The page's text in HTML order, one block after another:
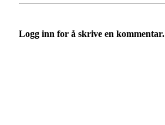
Logg inn for å skrive en kommentar.